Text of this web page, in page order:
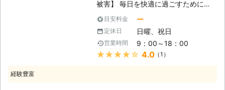
う方にも最適です 3．他のシロアリ駆
除業者でも対応ができなかった場合も
ご相談ください ■ゴキブリやダニな
どその他害虫駆除もお任せを！ シロ
アリ以外にも害虫は数多くいます。
有限会社アートクリーン消毒ではゴキ
被害】 毎日を快適に過ごすためにも
大切なのが自宅なのですが、自宅内に
は様々なトラブルが発生する可能性が
あるのです。水漏れや雨漏り、ガラス
の割れやガス漏れなど、快適な毎日を
持続するためにもトラブルは早急に解
目安料金 ー
定休日 日曜、祝日
営業時間 9：00～18：00
★★★★★ 4.0（1）
経験豊富